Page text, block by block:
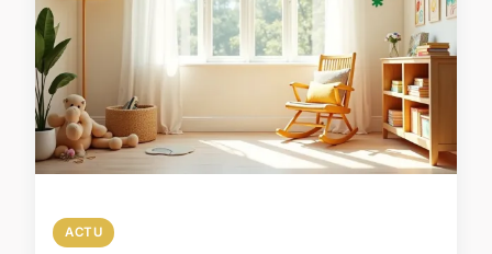
ACTU